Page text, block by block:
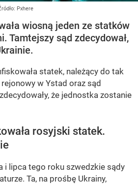
Pxhere
wiosną jeden ze statków
Tamtejszy sąd zdecydował,
statek, należący do tak
rejonowy w Ystad oraz sąd
że jednostka zostanie
rosyjski statek.
i lipca tego roku szwedzkie sądy
Ta, na prośbę Ukrainy,